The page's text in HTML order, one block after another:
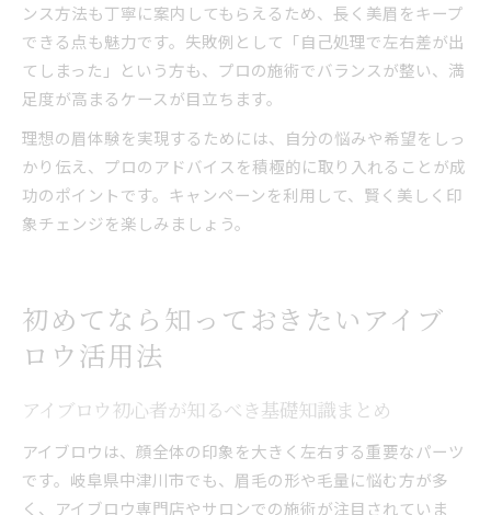
ンス方法も丁寧に案内してもらえるため、長く美眉をキープ
できる点も魅力です。失敗例として「自己処理で左右差が出
てしまった」という方も、プロの施術でバランスが整い、満
足度が高まるケースが目立ちます。
理想の眉体験を実現するためには、自分の悩みや希望をしっ
かり伝え、プロのアドバイスを積極的に取り入れることが成
功のポイントです。キャンペーンを利用して、賢く美しく印
象チェンジを楽しみましょう。
初めてなら知っておきたいアイブ
ロウ活用法
アイブロウ初心者が知るべき基礎知識まとめ
アイブロウは、顔全体の印象を大きく左右する重要なパーツ
です。岐阜県中津川市でも、眉毛の形や毛量に悩む方が多
く、アイブロウ専門店やサロンでの施術が注目されていま